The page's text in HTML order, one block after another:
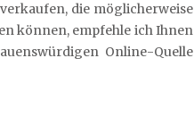
die möglicherweise
können, empfehle ich Ihnen
Online-Quelle